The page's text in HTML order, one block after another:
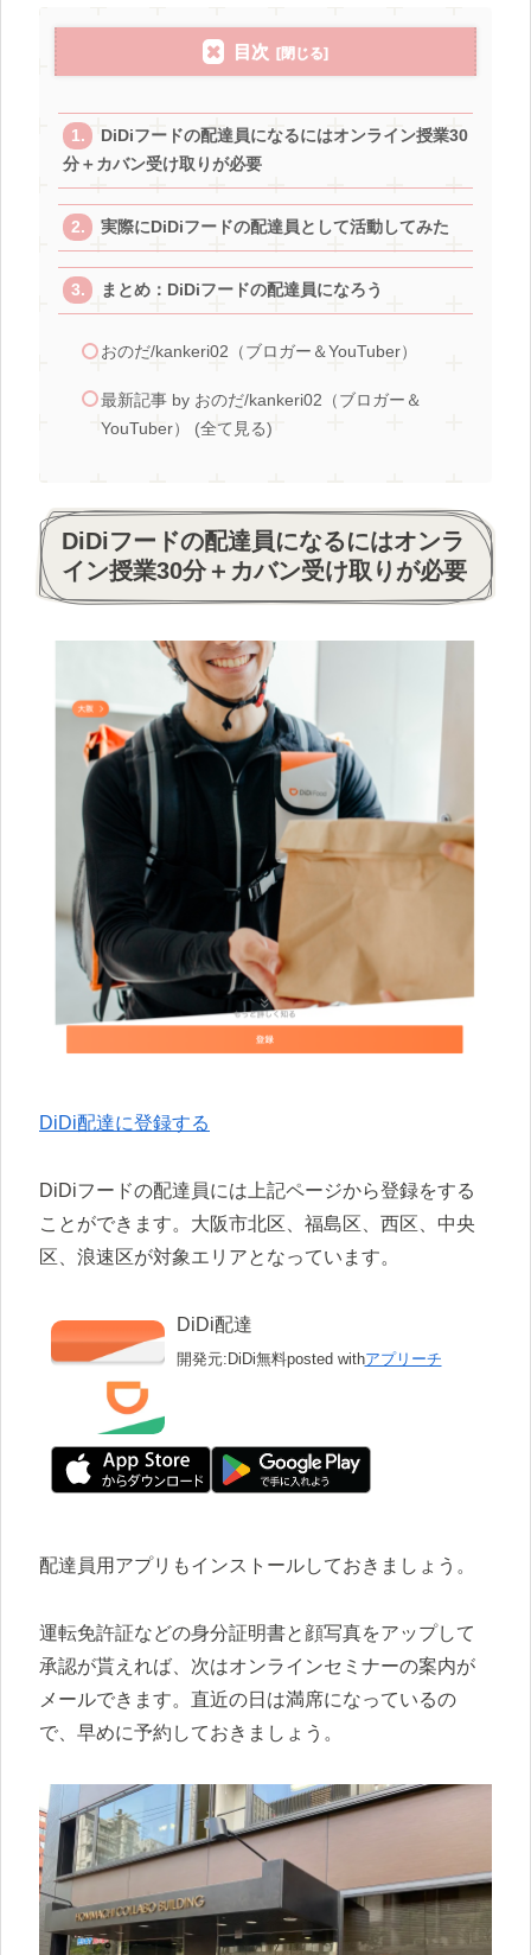
目次
DiDiフードの配達員になるにはオンライン授業30
分＋カバン受け取りが必要
実際にDiDiフードの配達員として活動してみた
まとめ：DiDiフードの配達員になろう
おのだ/kankeri02（ブロガー＆YouTuber）
最新記事 by おのだ/kankeri02（ブロガー＆
YouTuber） (全て見る)
DiDiフードの配達員になるにはオンラ
イン授業30分＋カバン受け取りが必要
DiDi配達に登録する
DiDiフードの配達員には上記ページから登録をする
ことができます。大阪市北区、福島区、西区、中央
区、浪速区が対象エリアとなっています。
DiDi配達
開発元: DiDi無料posted withアプリーチ
配達員用アプリもインストールしておきましょう。
運転免許証などの身分証明書と顔写真をアップして
承認が貰えれば、次はオンラインセミナーの案内が
メールできます。直近の日は満席になっているの
で、早めに予約しておきましょう。